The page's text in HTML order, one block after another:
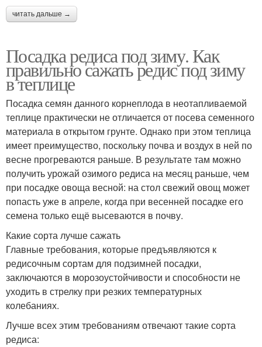
читать дальше →
Посадка редиса под зиму. Как
правильно сажать редис под зиму
в теплице
Посадка семян данного корнеплода в неотапливаемой
теплице практически не отличается от посева семенного
материала в открытом грунте. Однако при этом теплица
имеет преимущество, поскольку почва и воздух в ней по
весне прогреваются раньше. В результате там можно
получить урожай озимого редиса на месяц раньше, чем
при посадке овоща весной: на стол свежий овощ может
попасть уже в апреле, когда при весенней посадке его
семена только ещё высеваются в почву.
Какие сорта лучше сажать
Главные требования, которые предъявляются к
редисочным сортам для подзимней посадки,
заключаются в морозоустойчивости и способности не
уходить в стрелку при резких температурных
колебаниях.
Лучше всех этим требованиям отвечают такие сорта
редиса: